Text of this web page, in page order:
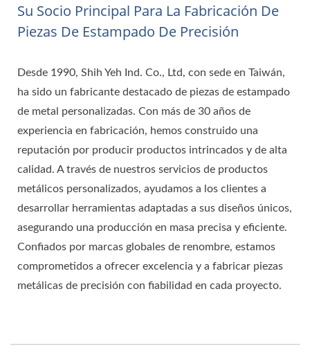
Su Socio Principal Para La Fabricación De
Piezas De Estampado De Precisión
Desde 1990, Shih Yeh Ind. Co., Ltd, con sede en Taiwán,
ha sido un fabricante destacado de piezas de estampado
de metal personalizadas. Con más de 30 años de
experiencia en fabricación, hemos construido una
reputación por producir productos intrincados y de alta
calidad. A través de nuestros servicios de productos
metálicos personalizados, ayudamos a los clientes a
desarrollar herramientas adaptadas a sus diseños únicos,
asegurando una producción en masa precisa y eficiente.
Confiados por marcas globales de renombre, estamos
comprometidos a ofrecer excelencia y a fabricar piezas
metálicas de precisión con fiabilidad en cada proyecto.